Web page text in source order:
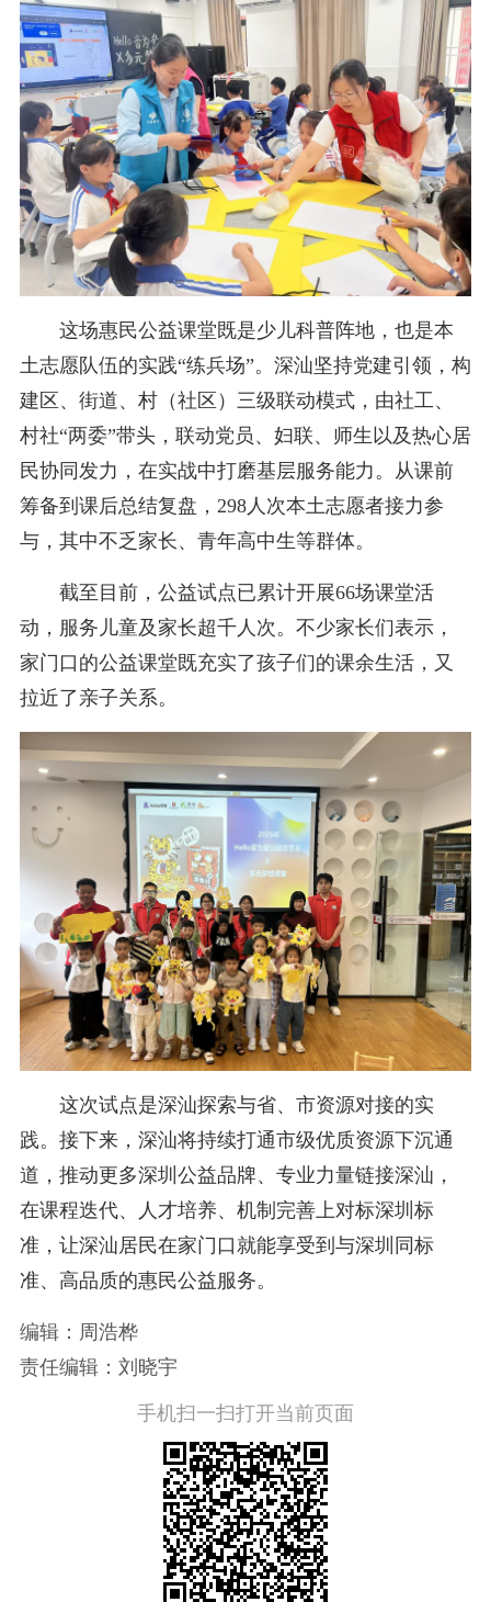
这场惠民公益课堂既是少儿科普阵地，也是本
土志愿队伍的实践“练兵场”。深汕坚持党建引领，构
建区、街道、村（社区）三级联动模式，由社工、
村社“两委”带头，联动党员、妇联、师生以及热心居
民协同发力，在实战中打磨基层服务能力。从课前
筹备到课后总结复盘，298人次本土志愿者接力参
与，其中不乏家长、青年高中生等群体。
截至目前，公益试点已累计开展66场课堂活
动，服务儿童及家长超千人次。不少家长们表示，
家门口的公益课堂既充实了孩子们的课余生活，又
拉近了亲子关系。
这次试点是深汕探索与省、市资源对接的实
践。接下来，深汕将持续打通市级优质资源下沉通
道，推动更多深圳公益品牌、专业力量链接深汕，
在课程迭代、人才培养、机制完善上对标深圳标
准，让深汕居民在家门口就能享受到与深圳同标
准、高品质的惠民公益服务。
编辑：周浩桦
责任编辑：刘晓宇
手机扫一扫打开当前页面